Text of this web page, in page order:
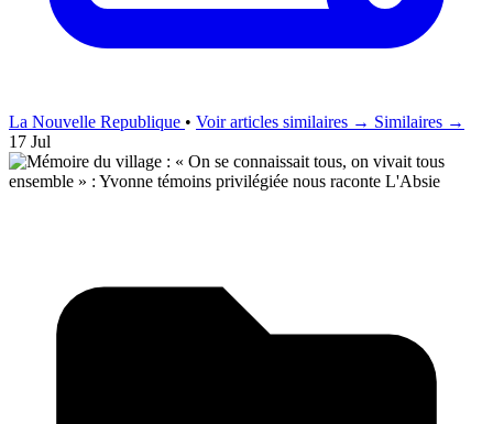
La Nouvelle Republique • Voir articles similaires → Similaires →
17 Jul